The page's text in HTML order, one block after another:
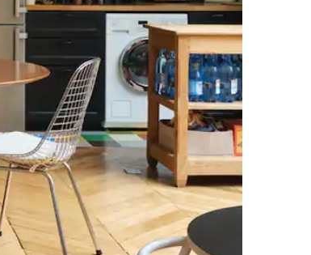
hacia abajo o explora con el tacto o desliza el dedo.